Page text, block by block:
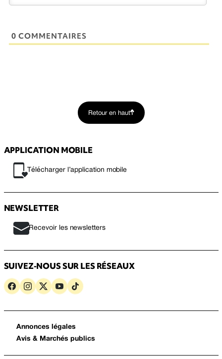
0 COMMENTAIRES
Retour en haut
APPLICATION MOBILE
Télécharger l’application mobile
NEWSLETTER
Recevoir les newsletters
SUIVEZ-NOUS SUR LES RÉSEAUX
Annonces légales
Avis & Marchés publics